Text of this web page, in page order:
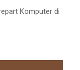
Komputer di